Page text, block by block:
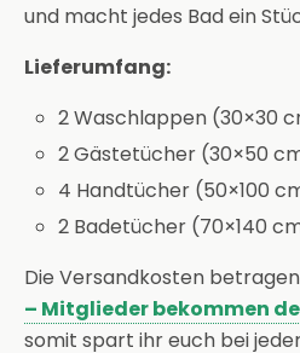
und macht jedes Bad ein
Lieferumfang:
2 Waschlappen (30×30
2 Gästetücher (30×50
4 Handtücher (50×100
2 Badetücher (70×140
Die Versandkosten
– Mitglieder bekommen
somit spart ihr euch bei